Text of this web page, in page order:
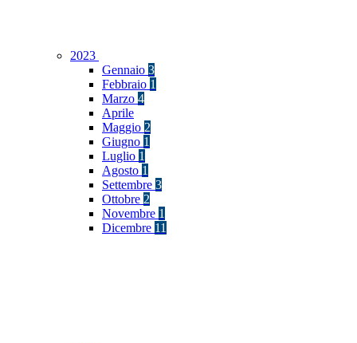
2023
Gennaio 3
Febbraio 1
Marzo 4
Aprile
Maggio 2
Giugno 1
Luglio 1
Agosto 1
Settembre 3
Ottobre 2
Novembre 1
Dicembre 11